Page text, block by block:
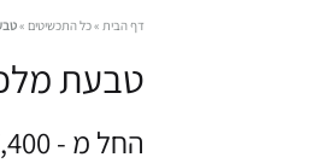
דף הבית »כל התכשיטים »
טבעת
החל מ -